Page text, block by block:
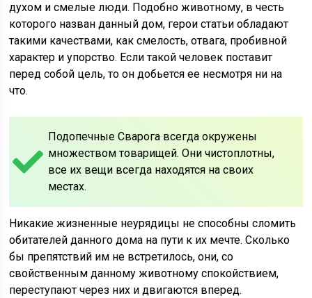
духом и смелые люди. Подобно животному, в честь
которого назван данный дом, герои статьи обладают
такими качествами, как смелость, отвага, пробивной
характер и упорство. Если такой человек поставит
перед собой цель, то он добьется ее несмотря ни на
что.
Подопечные Сварога всегда окружены
множеством товарищей. Они чистоплотны,
все их вещи всегда находятся на своих
местах.
Никакие жизненные неурядицы не способны сломить
обитателей данного дома на пути к их мечте. Сколько
бы препятствий им не встретилось, они, со
свойственным данному животному спокойствием,
переступают через них и двигаются вперед.